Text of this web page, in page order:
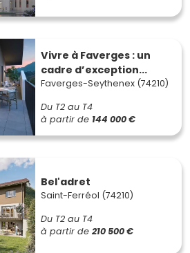
Vivre à Faverges : un
cadre d’exception...
Faverges-Seythenex (74210)
Du T2 au T4
à partir de 144 000 €
Bel'adret
Saint-Ferréol (74210)
Du T2 au T4
à partir de 210 500 €